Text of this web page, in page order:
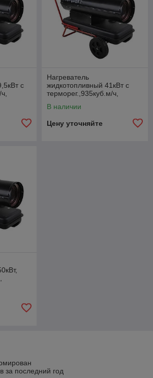
с
Нагреватель
жидкотопливный 41кВт с
терморег.,935куб.м/ч,
В наличии
Цену уточняйте
за последний год